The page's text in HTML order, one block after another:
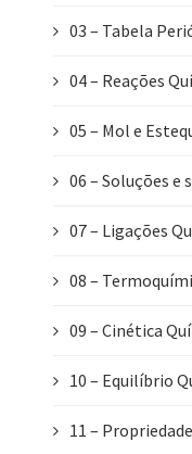
03 – Tabela
04 – Reações
05 – Mol e
06 – Soluções e
07 – Ligações
08 –
09 – Cinética
10 – Equilíbrio
11 –